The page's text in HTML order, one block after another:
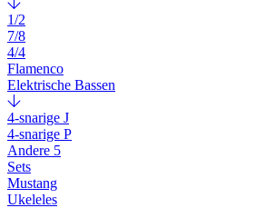
1/2
7/8
4/4
Flamenco
Elektrische Bassen
4-snarige J
4-snarige P
Andere 5
Sets
Mustang
Ukeleles